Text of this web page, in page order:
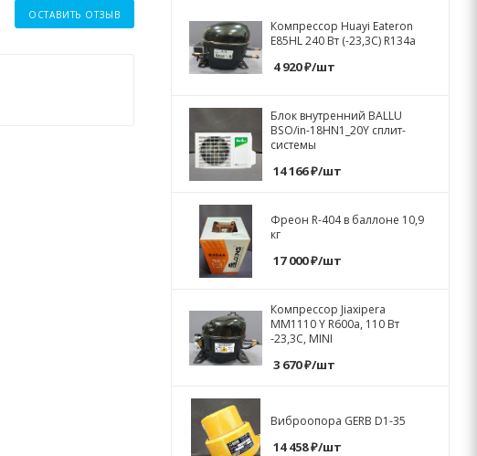
ОСТАВИТЬ ОТЗЫВ
Компрессор Huayi Eateron
E85HL 240 Вт (-23,3C) R134a
4 920₽/шт
Блок внутренний BALLU
BSO/in-18HN1_20Y сплит-
системы
14 166₽/шт
Фреон R-404 в баллоне 10,9
кг
17 000₽/шт
Компрессор Jiaxipera
MM1110 Y R600a, 110 Вт
-23,3С, MINI
3 670₽/шт
Виброопора GERB D1-35
14 458₽/шт